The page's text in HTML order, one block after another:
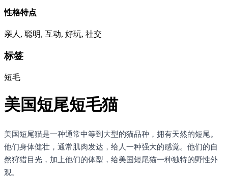
性格特点
亲人, 聪明, 互动, 好玩, 社交
标签
短毛
美国短尾短毛猫
美国短尾猫是一种通常中等到大型的猫品种，拥有天然的短尾。
他们身体健壮，通常肌肉发达，给人一种强大的感觉。他们的自
然狩猎目光，加上他们的体型，给美国短尾猫一种独特的野性外
观。